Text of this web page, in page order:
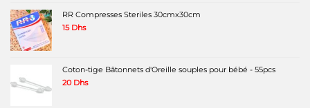
RR Compresses Steriles 30cmx30cm
15 Dhs
Coton-tige Bâtonnets d'Oreille souples pour bébé - 55pcs
20 Dhs